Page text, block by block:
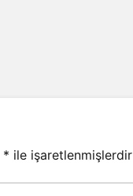
* ile işaretlenmişlerdir